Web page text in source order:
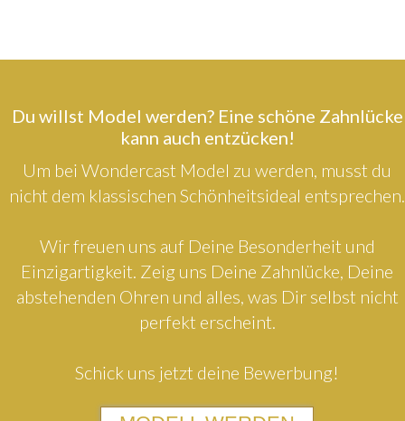
Du willst Model werden? Eine schöne Zahnlücke
kann auch entzücken!
Um bei Wondercast Model zu werden, musst du
nicht dem klassischen Schönheitsideal entsprechen.
Wir freuen uns auf Deine Besonderheit und
Einzigartigkeit. Zeig uns Deine Zahnlücke, Deine
abstehenden Ohren und alles, was Dir selbst nicht
perfekt erscheint.
Schick uns jetzt deine Bewerbung!